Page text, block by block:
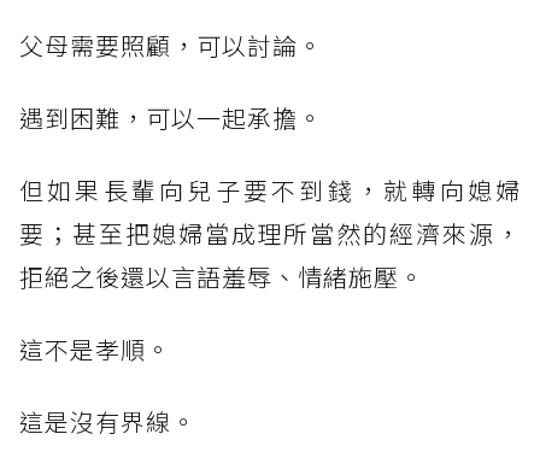
父母需要照顧，可以討論。
遇到困難，可以一起承擔。
但如果長輩向兒子要不到錢，就轉向媳婦
要；甚至把媳婦當成理所當然的經濟來源，
拒絕之後還以言語羞辱、情緒施壓。
這不是孝順。
這是沒有界線。